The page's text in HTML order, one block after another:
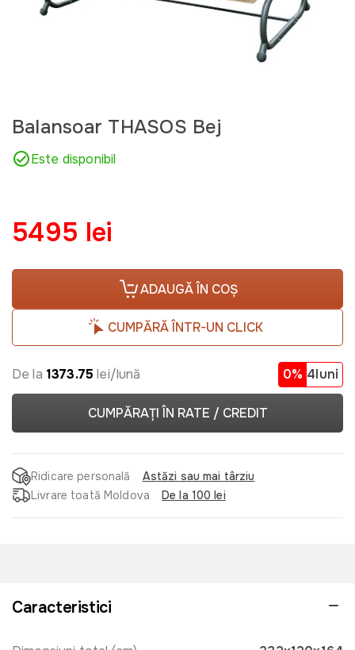
Balansoar THASOS Bej
Este disponibil
5495 lei
ADAUGĂ ÎN COȘ
CUMPĂRĂ ÎNTR-UN CLICK
De la 1373.75 lei/lună 0% 4luni
CUMPĂRAȚI ÎN RATE / CREDIT
Ridicare personală
Astăzi sau mai târziu
Livrare toată Moldova
De la 100 lei
Caracteristici